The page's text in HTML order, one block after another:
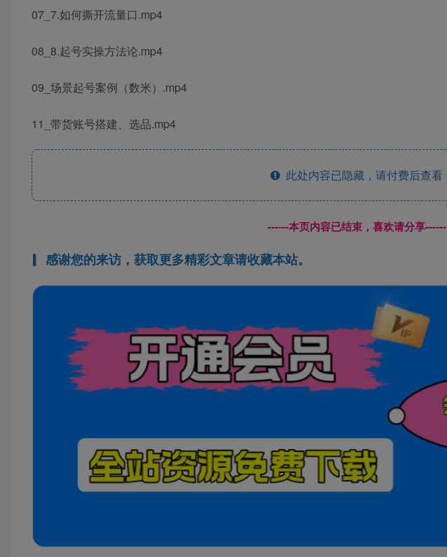
07_7.如何撕开流量口.mp4
08_8.起号实操方法论.mp4
09_场景起号案例（数米）.mp4
11_带货账号搭建、选品.mp4
此处内容已隐藏，请付费后查看
------本页内容已结束，喜欢请分享------
感谢您的来访，获取更多精彩文章请收藏本站。